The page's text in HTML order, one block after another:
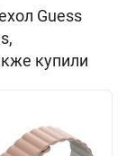
Guess
купили